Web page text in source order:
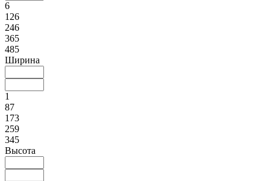
6
126
246
365
485
Ширина
1
87
173
259
345
Высота